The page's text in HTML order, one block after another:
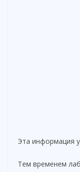
Эта информация
Тем временем